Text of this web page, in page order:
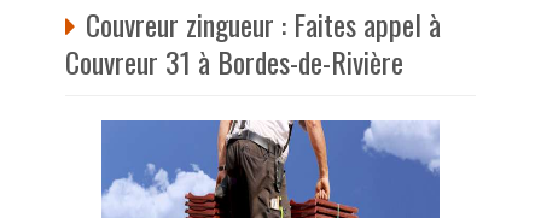
Couvreur zingueur : Faites appel à
Couvreur 31 à Bordes-de-Rivière